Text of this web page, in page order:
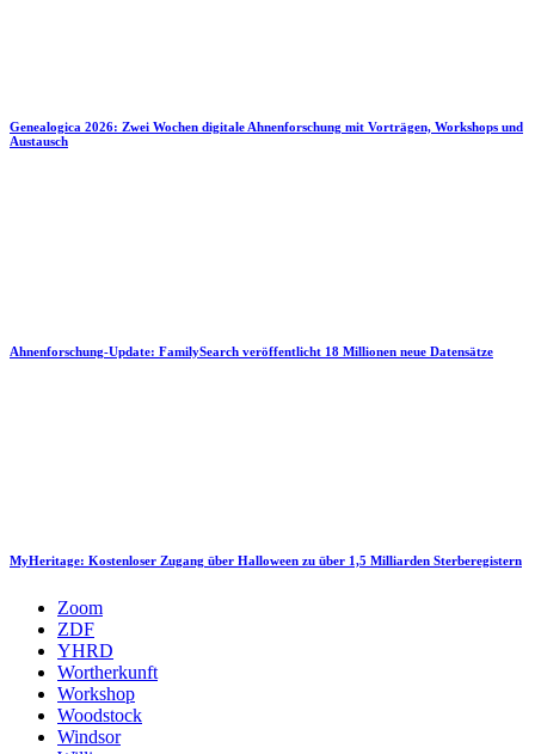
Genealogica 2026: Zwei Wochen digitale Ahnenforschung mit Vorträgen, Workshops und
Austausch
Ahnenforschung-Update: FamilySearch veröffentlicht 18 Millionen neue Datensätze
MyHeritage: Kostenloser Zugang über Halloween zu über 1,5 Milliarden Sterberegistern
Zoom
ZDF
YHRD
Wortherkunft
Workshop
Woodstock
Windsor